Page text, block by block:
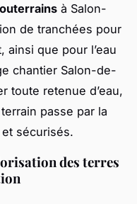
à Salon-
de tranchées pour
ainsi que pour l’eau
chantier Salon-de-
toute retenue d’eau,
passe par la
sécurisés.
des terres